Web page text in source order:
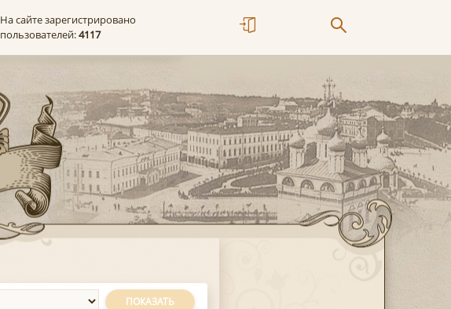
На сайте зарегистрировано
пользователей:4117
ПОКАЗАТЬ